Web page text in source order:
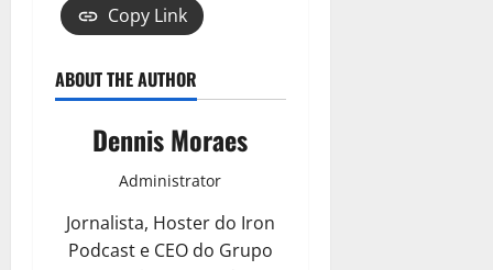
Copy Link
ABOUT THE AUTHOR
Dennis Moraes
Administrator
Jornalista, Hoster do Iron
Podcast e CEO do Grupo